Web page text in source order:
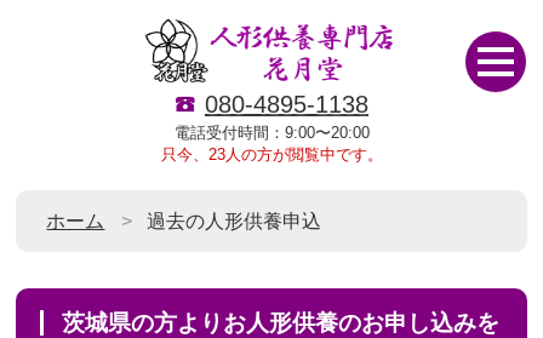
080-4895-1138
電話受付時間：9:00〜20:00
只今、23人の方が閲覧中です。
ホーム 過去の人形供養申込
茨城県の方よりお人形供養のお申し込みを